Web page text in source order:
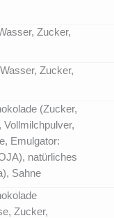
Zucker,
Zucker,
(Zucker,
Vollmilchpulver,
Emulgator:
natürliches
Sahne
Zucker,